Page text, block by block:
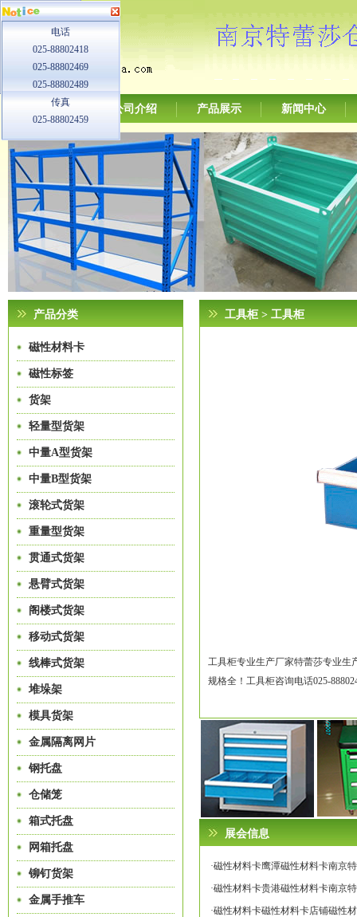
网站首页 公司介绍 产品展示 新闻中心
产品分类
磁性材料卡
磁性标签
货架
轻量型货架
中量A型货架
中量B型货架
滚轮式货架
重量型货架
贯通式货架
悬臂式货架
阁楼式货架
移动式货架
线棒式货架
堆垛架
模具货架
金属隔离网片
钢托盘
仓储笼
箱式托盘
网箱托盘
铆钉货架
金属手推车
工具柜 > 工具柜
工具柜专业生产厂家特蕾莎专业生
规格全！工具柜咨询电话025-
展会信息
·磁性材料卡鹰潭磁性材料卡南京
·磁性材料卡贵港磁性材料卡南京
·磁性材料卡磁性材料卡店铺磁性
电话
025-88802418
025-88802469
025-88802489
传真
025-88802459